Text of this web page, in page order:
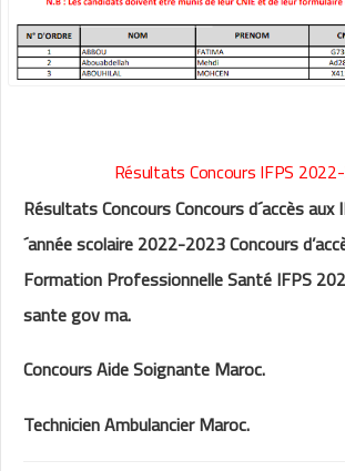
Résultats Concours IFPS
Résultats Concours Concours d´accès
´année scolaire 2022-2023 Concours
Formation Professionnelle Santé IFPS
sante gov ma.
Concours Aide Soignante Maroc.
Technicien Ambulancier Maroc.